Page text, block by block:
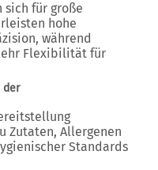
sich für große
hohe
während
Flexibilität für
der
Zutaten, Allergenen
Standards